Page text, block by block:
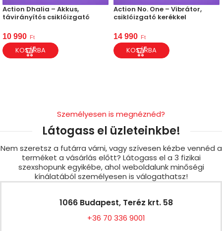
Action Dhalia – Akkus,
távirányítós csiklóizgató
10 990 Ft
KOSÁRBA
Action No. One – Vibrátor,
csiklóizgató kerékkel
14 990 Ft
KOSÁRBA
Személyesen is megnéznéd?
Látogass el üzleteinkbe!
Nem szeretsz a futárra várni, vagy szívesen kézbe vennéd a
terméket a vásárlás előtt? Látogass el a 3 fizikai
szexshopunk egyikébe, ahol weboldalunk minőségi
kínálatából személyesen is válogathatsz!
1066 Budapest, Teréz krt. 58
+36 70 336 9001